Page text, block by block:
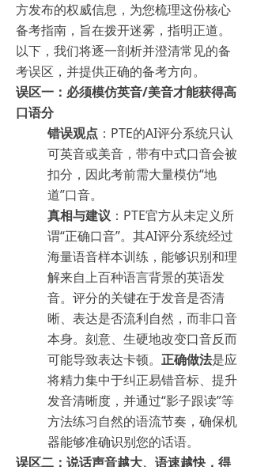
方发布的权威信息，为您梳理这份核心
备考指南，旨在拨开迷雾，指明正道。
以下，我们将逐一剖析并澄清常见的备
考误区，并提供正确的备考方向。
误区一：必须模仿英音/美音才能获得高
口语分
错误观点 ：PTE的AI评分系统只认
可英音或美音，带有中式口音会被
扣分，因此考前需大量模仿“地
道”口音。
真相与建议 ：PTE官方从未定义所
谓“正确口音”。其AI评分系统经过
海量语音样本训练，能够识别和理
解来自上百种语言背景的英语发
音。评分的关键在于发音是否清
晰、表达是否流利自然，而非口音
本身。刻意、生硬地改变口音反而
可能导致表达卡顿。 正确做法是应
将精力集中于纠正易错音标、提升
发音清晰度，并通过“影子跟读”等
方法练习自然的语流节奏，确保机
器能够准确识别您的话语。
误区二：说话声音越大、语速越快，得